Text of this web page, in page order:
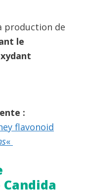
production de
le
:
flavonoid
«